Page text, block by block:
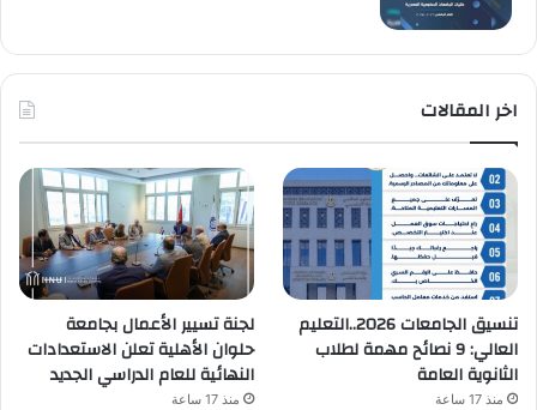
اخر المقالات
تنسيق الجامعات 2026..التعليم
العالي: 9 نصائح مهمة لطلاب
الثانوية العامة
منذ 17 ساعة
لجنة تسيير الأعمال بجامعة
حلوان الأهلية تعلن الاستعدادات
النهائية للعام الدراسي الجديد
منذ 17 ساعة